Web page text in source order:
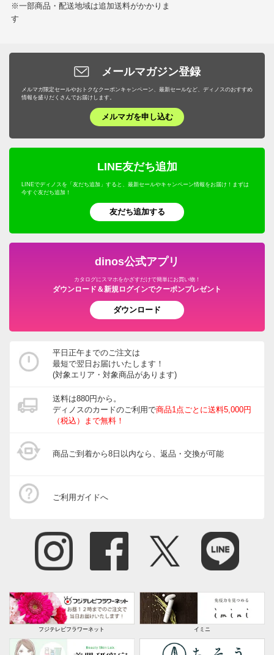
※一部商品・配送地域は追加送料がかかりま
す
メールマガジン登録
メルマガ限定セールやおトクなクーポンキャンペーン、最新セールなど、ディノスのおすすめ
情報を盛りだくさんでお届けします。
メルマガを申し込む
LINE友だち追加
LINEでディノスを「友だち追加」すると、最新セールやキャンペーン情報をお届け！まずは
今すぐ友だち追加！
友だち追加する
dinos公式アプリ
カタログにスマホをかざすだけで簡単にお買い物！
ダウンロード＆新規ログインでクーポンプレゼント
ダウンロード
平日正午までのご注文は
最短で翌日お届けいたします！
(対象エリア・対象商品があります)
送料は880円から。
ディノスのカードのご利用で商品1点ごとに送料5,000円
（税込）まで無料！
商品ご到着から8日以内なら、返品・交換が可能
ご利用ガイドへ
フジテレビフラワーネット イミニ